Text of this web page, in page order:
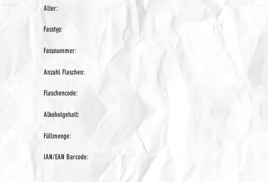
Alter:
Fasstyp:
Fassnummer:
Anzahl Flaschen:
Flaschencode:
Alkoholgehalt:
Füllmenge:
IAN/EAN Barcode: